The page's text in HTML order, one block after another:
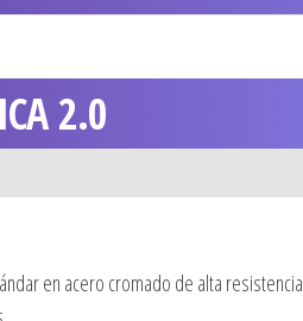
2.0
en acero cromado de alta resistencia